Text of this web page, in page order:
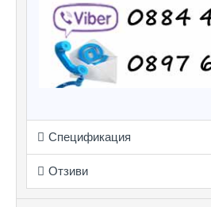
Спецификация
Отзиви